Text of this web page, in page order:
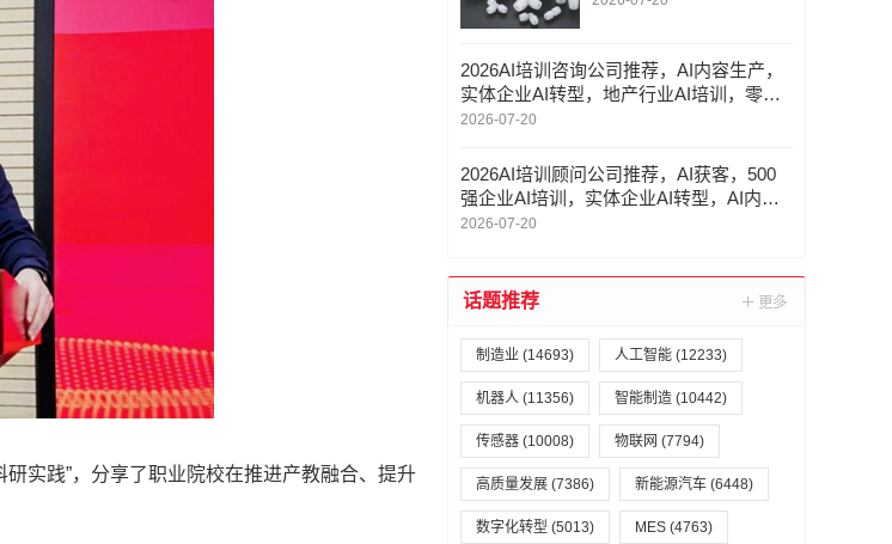
实践”，分享了职业院校在推进产教融合、提升
2026AI培训咨询公司推荐，AI内容生产，
实体企业AI转型，地产行业AI培训，零售
行业AI培训咨询公司优选指南！
2026-07-20
2026AI培训顾问公司推荐，AI获客，500
强企业AI培训，实体企业AI转型，AI内容
生产顾问公司优选指南！
2026-07-20
话题推荐
制造业 (14693) 人工智能 (12233)
机器人 (11356) 智能制造 (10442)
传感器 (10008) 物联网 (7794)
高质量发展 (7386) 新能源汽车 (6448)
数字化转型 (5013) MES (4763)